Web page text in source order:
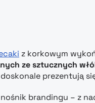
z korkowym
ze sztucznych
prezentują
brandingu – z